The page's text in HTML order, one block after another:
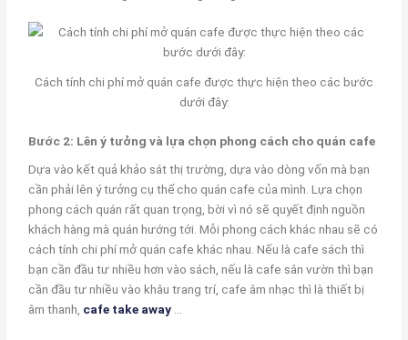
Cách tính chi phí mở quán cafe được thực hiện theo các bước
dưới đây:
Bước 2: Lên ý tưởng và lựa chọn phong cách cho quán cafe
Dựa vào kết quả khảo sát thị trường, dựa vào dòng vốn mà bạn
cần phải lên ý tưởng cụ thể cho quán cafe của mình. Lựa chọn
phong cách quán rất quan trọng, bời vì nó sẽ quyết định nguồn
khách hàng mà quán hướng tới. Mỗi phong cách khác nhau sẽ có
cách tính chi phí mở quán cafe khác nhau. Nếu là cafe sách thì
bạn cần đầu tư nhiều hơn vào sách, nếu là cafe sân vườn thì bạn
cần đầu tư nhiều vào khâu trang trí, cafe âm nhạc thì là thiết bị
âm thanh, cafe take away …